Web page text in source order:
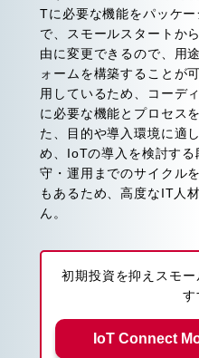
Tに必要な機能をパッケ
で、スモールスタートか
由に変更できるので、用
ォームを構築することが
用しているため、コーデ
に必要な機能とプロセス
た、目的や導入環境に適
め、IoTの導入を検討す
守・運用までのサイクル
もあるため、高度なIT人
ん。
初期投資を抑えスモ
す
IoT Connect